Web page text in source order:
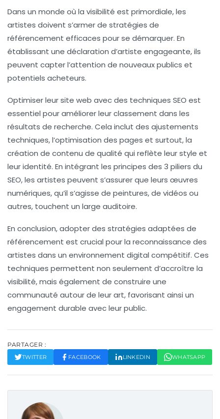
Dans un monde où la visibilité est primordiale, les
artistes doivent s’armer de stratégies de
référencement efficaces pour se démarquer. En
établissant une déclaration d’artiste engageante, ils
peuvent capter l’attention de nouveaux publics et
potentiels acheteurs.
Optimiser leur site web avec des techniques SEO est
essentiel pour améliorer leur classement dans les
résultats de recherche. Cela inclut des ajustements
techniques, l’optimisation des pages et surtout, la
création de contenu de qualité qui reflète leur style et
leur identité. En intégrant les principes des 3 piliers du
SEO, les artistes peuvent s’assurer que leurs œuvres
numériques, qu’il s’agisse de peintures, de vidéos ou
autres, touchent un large auditoire.
En conclusion, adopter des stratégies adaptées de
référencement est crucial pour la reconnaissance des
artistes dans un environnement digital compétitif. Ces
techniques permettent non seulement d’accroître la
visibilité, mais également de construire une
communauté autour de leur art, favorisant ainsi un
engagement durable avec leur public.
PARTAGER :
TWITTER FACEBOOK LINKEDIN WHATSAPP